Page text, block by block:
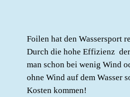
Foilen hat den Wassersport
Durch die hohe Effizienz
man schon bei wenig Wind
ohne Wind auf dem Wasser
Kosten kommen!